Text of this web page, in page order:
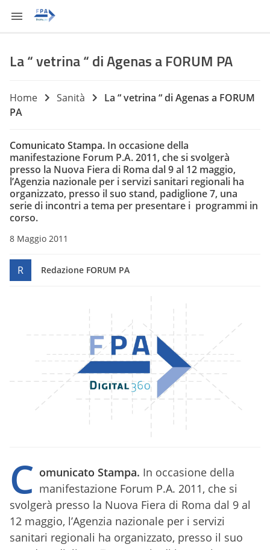
La “ vetrina “ di Agenas a FORUM PA
Home Sanità
La “ vetrina “ di Agenas a FORUM
PA
Comunicato Stampa. In occasione della
manifestazione Forum P.A. 2011, che si svolgerà
presso la Nuova Fiera di Roma dal 9 al 12 maggio,
l’Agenzia nazionale per i servizi sanitari regionali ha
organizzato, presso il suo stand, padiglione 7, una
serie di incontri a tema per presentare i programmi in
corso.
8 Maggio 2011
R Redazione FORUM PA
C omunicato Stampa. In occasione della
manifestazione Forum P.A. 2011, che si
svolgerà presso la Nuova Fiera di Roma dal 9 al
12 maggio, l’Agenzia nazionale per i servizi
sanitari regionali ha organizzato, presso il suo